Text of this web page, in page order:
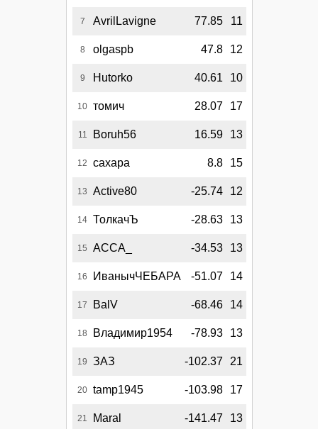
7 AvrilLavigne 77.85 11
8 olgaspb 47.8 12
9 Hutorko 40.61 10
10 томич 28.07 17
11 Boruh56 16.59 13
12 сахара 8.8 15
13 Active80 -25.74 12
14 ТолкачЪ -28.63 13
15 АССА_ -34.53 13
16 ИванычЧЕБАРА -51.07 14
17 BalV -68.46 14
18 Владимир1954 -78.93 13
19 ЗАЗ -102.37 21
20 tamp1945 -103.98 17
21 Maral -141.47 13